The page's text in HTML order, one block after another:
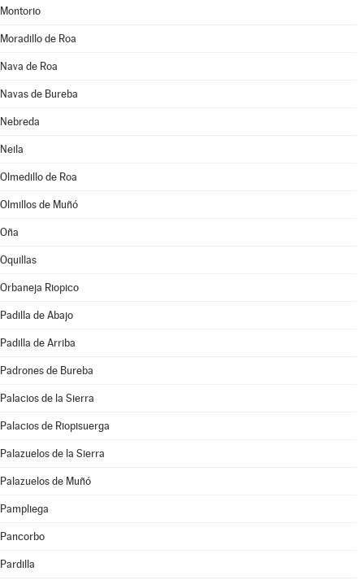
Montorio
Moradillo de Roa
Nava de Roa
Navas de Bureba
Nebreda
Neila
Olmedillo de Roa
Olmillos de Muñó
Oña
Oquillas
Orbaneja Riopico
Padilla de Abajo
Padilla de Arriba
Padrones de Bureba
Palacios de la Sierra
Palacios de Riopisuerga
Palazuelos de la Sierra
Palazuelos de Muñó
Pampliega
Pancorbo
Pardilla